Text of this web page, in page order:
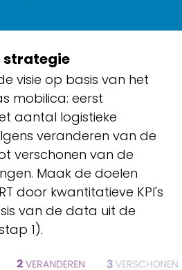
strategie
visie op basis van het
mobilica: eerst
aantal logistieke
veranderen van de
verschonen van de
Maak de doelen
door kwantitatieve KPI's
van de data uit de
1).